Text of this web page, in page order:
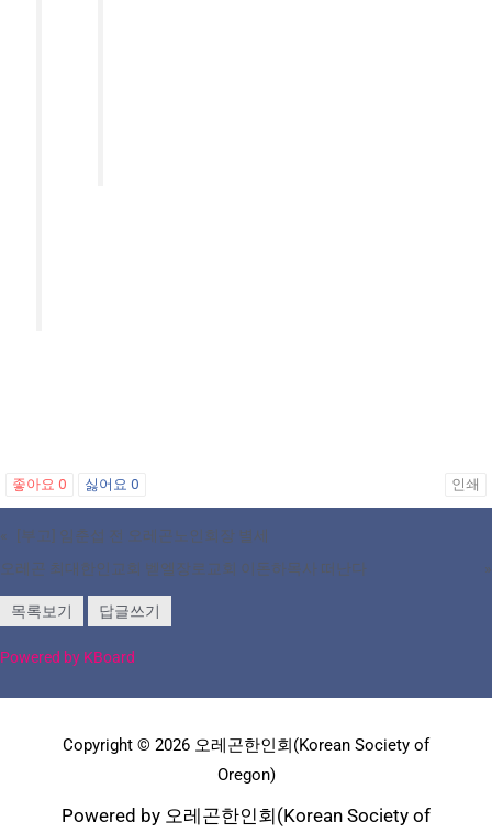
좋아요 0 싫어요 0 인쇄
«
[부고] 임춘섭 전 오레곤노인회장 별세
오레곤 최대한인교회 벧엘장로교회 이돈하목사 떠난다
»
목록보기 답글쓰기
Powered by KBoard
Copyright © 2026 오레곤한인회(Korean Society of
Oregon)
Powered by 오레곤한인회(Korean Society of